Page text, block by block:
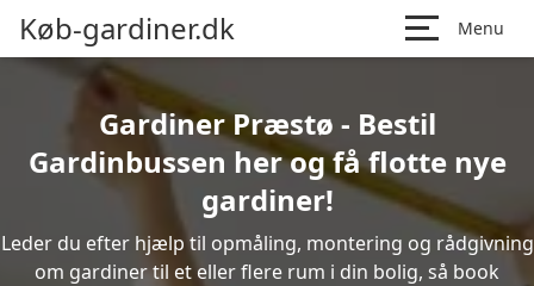
Køb-gardiner.dk Menu
Gardiner Præstø - Bestil
Gardinbussen her og få flotte nye
gardiner!
Leder du efter hjælp til opmåling, montering og rådgivning
om gardiner til et eller flere rum i din bolig, så book